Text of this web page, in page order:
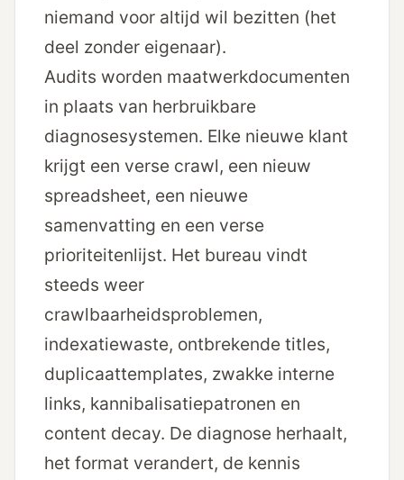
niemand voor altijd wil bezitten (het
deel zonder eigenaar).
Audits worden maatwerkdocumenten
in plaats van herbruikbare
diagnosesystemen. Elke nieuwe klant
krijgt een verse crawl, een nieuw
spreadsheet, een nieuwe
samenvatting en een verse
prioriteitenlijst. Het bureau vindt
steeds weer
crawlbaarheidsproblemen,
indexatiewaste, ontbrekende titles,
duplicaattemplates, zwakke interne
links, kannibalisatiepatronen en
content decay. De diagnose herhaalt,
het format verandert, de kennis